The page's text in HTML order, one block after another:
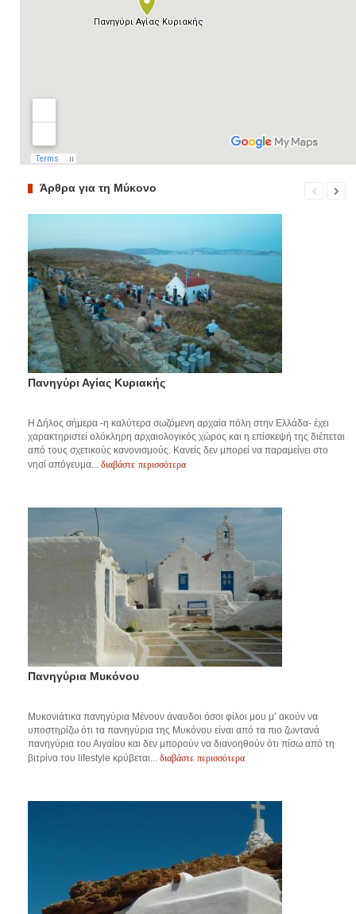
Άρθρα για τη Μύκονο
Πανηγύρι Αγίας Κυριακής
Η Δήλος σήμερα -η καλύτερα σωζόμενη αρχαία πόλη στην Ελλάδα- έχει
χαρακτηριστεί ολόκληρη αρχαιολογικός χώρος και η επίσκεψή της διέπεται
από τους σχετικούς κανονισμούς. Κανείς δεν μπορεί να παραμείνει στο
νησί απόγευμα... διαβάστε περισσότερα
Πανηγύρια Μυκόνου
Μυκονιάτικα πανηγύρια Μένουν άναυδοι όσοι φίλοι μου μ’ ακούν να
υποστηρίζω ότι τα πανηγύρια της Μυκόνου είναι από τα πιο ζωντανά
πανηγύρια του Αιγαίου και δεν μπορούν να διανοηθούν ότι πίσω από τη
βιτρίνα του lifestyle κρύβεται... διαβάστε περισσότερα